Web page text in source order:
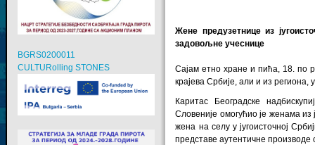
Жене предузетнице из
задовољне учесницe
Сајам етно хране и пића, 18. по
крајева Србије, али и из региона,
Каритас Београдске
Словеније омогућио је женама из
жена на селу у југоисточној
представе аутентичне производе
BGRS0200011
CULTURolling STONES